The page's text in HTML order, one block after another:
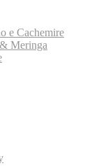
e Cachemire
Meringa